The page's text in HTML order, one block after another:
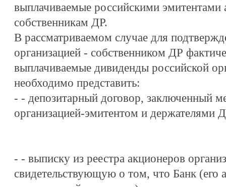
выплачиваемые российскими эмитентами
собственникам ДР.
В рассматриваемом случае для
организацией - собственником ДР
выплачиваемые дивиденды российской
необходимо представить:
- - депозитарный договор, заключенный
организацией-эмитентом и держателями
- - выписку из реестра акционеров
свидетельствующую о том, что Банк (его